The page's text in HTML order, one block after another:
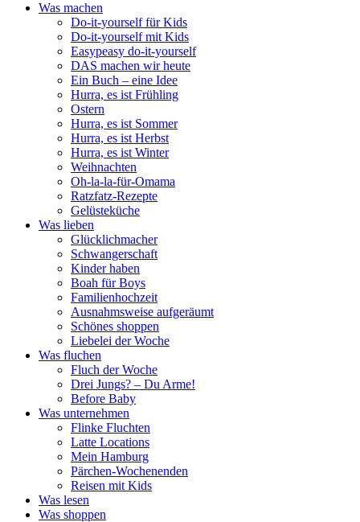
Was machen
Do-it-yourself für Kids
Do-it-yourself mit Kids
Easypeasy do-it-yourself
DAS machen wir heute
Ein Buch – eine Idee
Hurra, es ist Frühling
Ostern
Hurra, es ist Sommer
Hurra, es ist Herbst
Hurra, es ist Winter
Weihnachten
Oh-la-la-für-Omama
Ratzfatz-Rezepte
Gelüsteküche
Was lieben
Glücklichmacher
Schwangerschaft
Kinder haben
Boah für Boys
Familienhochzeit
Ausnahmsweise aufgeräumt
Schönes shoppen
Liebelei der Woche
Was fluchen
Fluch der Woche
Drei Jungs? – Du Arme!
Before Baby
Was unternehmen
Flinke Fluchten
Latte Locations
Mein Hamburg
Pärchen-Wochenenden
Reisen mit Kids
Was lesen
Was shoppen